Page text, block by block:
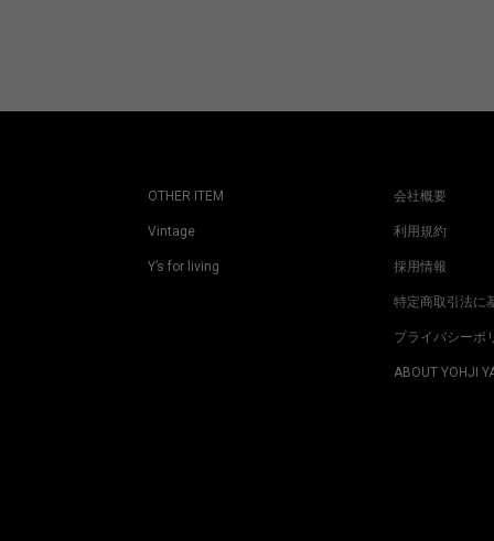
OTHER ITEM
Vintage
Y’s for living
会社概要
利用規約
採用情報
特定商取引法に
プライバシーポ
ABOUT YOHJI